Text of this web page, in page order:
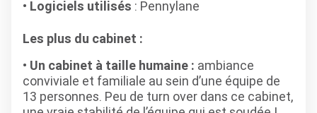
Logiciels utilisés : Pennylane
Les plus du cabinet :
Un cabinet à taille humaine : ambiance
conviviale et familiale au sein d’une équipe de
13 personnes. Peu de turn over dans ce cabinet,